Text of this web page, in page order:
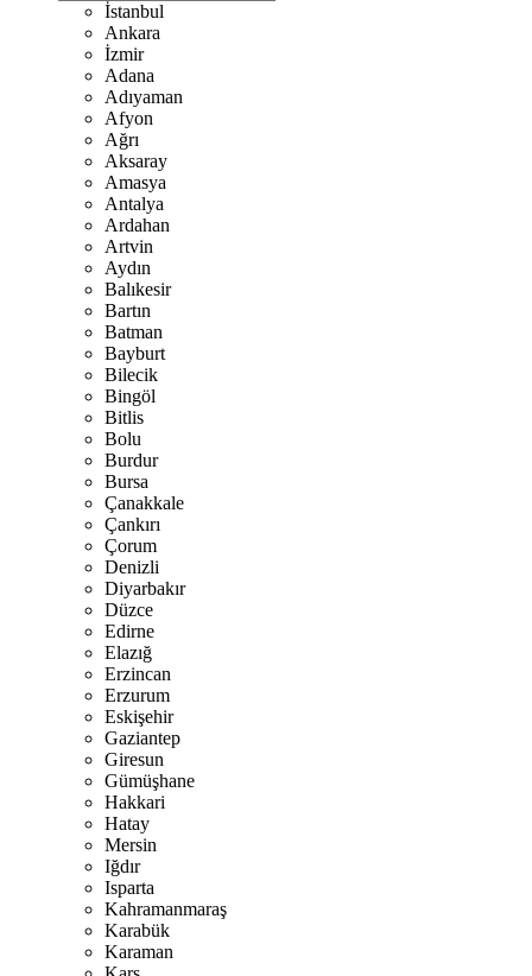
İstanbul
Ankara
İzmir
Adana
Adıyaman
Afyon
Ağrı
Aksaray
Amasya
Antalya
Ardahan
Artvin
Aydın
Balıkesir
Bartın
Batman
Bayburt
Bilecik
Bingöl
Bitlis
Bolu
Burdur
Bursa
Çanakkale
Çankırı
Çorum
Denizli
Diyarbakır
Düzce
Edirne
Elazığ
Erzincan
Erzurum
Eskişehir
Gaziantep
Giresun
Gümüşhane
Hakkari
Hatay
Mersin
Iğdır
Isparta
Kahramanmaraş
Karabük
Karaman